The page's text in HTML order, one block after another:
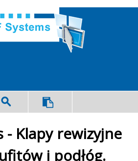
- Klapy rewizyjne
i podłóg.